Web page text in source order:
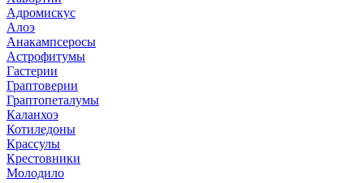
Адромискус
Алоэ
Анакампсеросы
Астрофитумы
Гастерии
Граптоверии
Граптопеталумы
Каланхоэ
Котиледоны
Крассулы
Крестовники
Молодило